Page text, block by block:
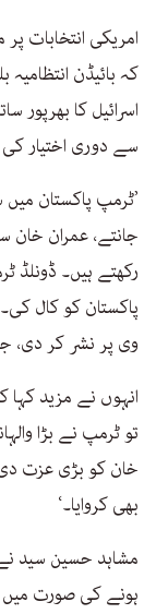
امریکی انتخابات
کہ بائیڈن
اسرائیل کا
سے دوری اختیار
’ٹرمپ پاکستان
جانتے، عمران خان
رکھتے ہیں۔
پاکستان کو کال
وی پر نشر کر دی،
انہوں نے مزید کہا
تو ٹرمپ نے بڑا
خان کو بڑی عزت
بھی کروایا۔‘
مشاہد حسین سید
ہونے کی صورت میں